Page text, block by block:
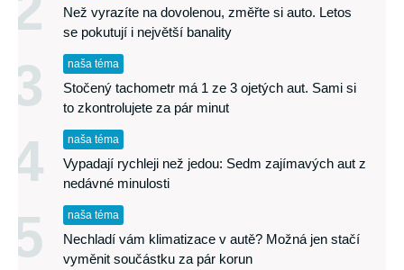
Než vyrazíte na dovolenou, změřte si auto. Letos
se pokutují i největší banality
3 naša téma
Stočený tachometr má 1 ze 3 ojetých aut. Sami si
to zkontrolujete za pár minut
4 naša téma
Vypadají rychleji než jedou: Sedm zajímavých aut z
nedávné minulosti
5 naša téma
Nechladí vám klimatizace v autě? Možná jen stačí
vyměnit součástku za pár korun